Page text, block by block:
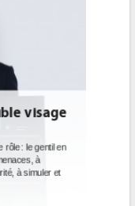
pour les
plus efficaces, c'est
européens
Directive sur